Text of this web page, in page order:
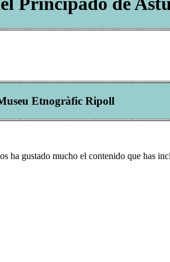
Etnogràfic Ripoll
ha gustado mucho el contenido que has